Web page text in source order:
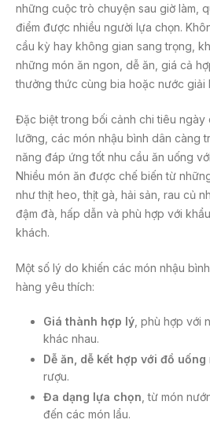
những cuộc trò chuyện sau giờ làm,
điểm được nhiều người lựa chọn.
cầu kỳ hay không gian sang trọng,
những món ăn ngon, dễ ăn, giá cả
thưởng thức cùng bia hoặc nước giải
Đặc biệt trong bối cảnh chi tiêu
lưỡng, các món nhậu bình dân càng
năng đáp ứng tốt nhu cầu ăn uống
Nhiều món ăn được chế biến từ
như thịt heo, thịt gà, hải sản, rau củ
đậm đà, hấp dẫn và phù hợp với
khách.
Một số lý do khiến các món nhậu
hàng yêu thích:
Giá thành hợp lý , phù hợp với
khác nhau.
Dễ ăn, dễ kết hợp với đồ uống
rượu.
Đa dạng lựa chọn , từ món
đến các món lẩu.